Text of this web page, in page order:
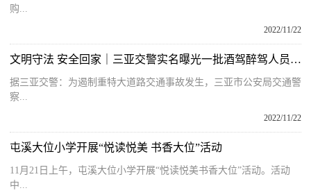
购...
2022/11/22
文明守法 安全回家｜三亚交警实名曝光一批酒驾醉驾人员名单！
据三亚交警：为遏制重特大道路交通事故发生，三亚市公安局交通警
察...
2022/11/22
屯溪大位小学开展“悦读悦美 书香大位”活动
11月21日上午，屯溪大位小学开展“悦读悦美书香大位”活动。活动
中...